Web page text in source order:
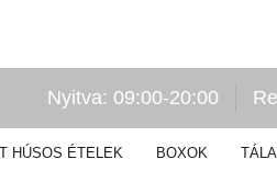
Nyitva: 09:00-20:00
HÚSOS ÉTELEK BOXOK